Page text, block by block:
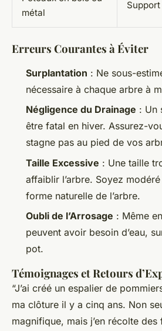
métal
Erreurs Courantes à Éviter
Surplantation : Ne sous-
nécessaire à chaque arbre à
Négligence du Drainage : Un
être fatal en hiver. Assurez-
stagne pas au pied de vos
Taille Excessive : Une taille
affaiblir l’arbre. Soyez
forme naturelle de l’arbre.
Oubli de l’Arrosage : Même
peuvent avoir besoin d’eau,
pot.
Témoignages et Retours
“J’ai créé un espalier de
ma clôture il y a cinq ans. Non
magnifique, mais j’en récolte